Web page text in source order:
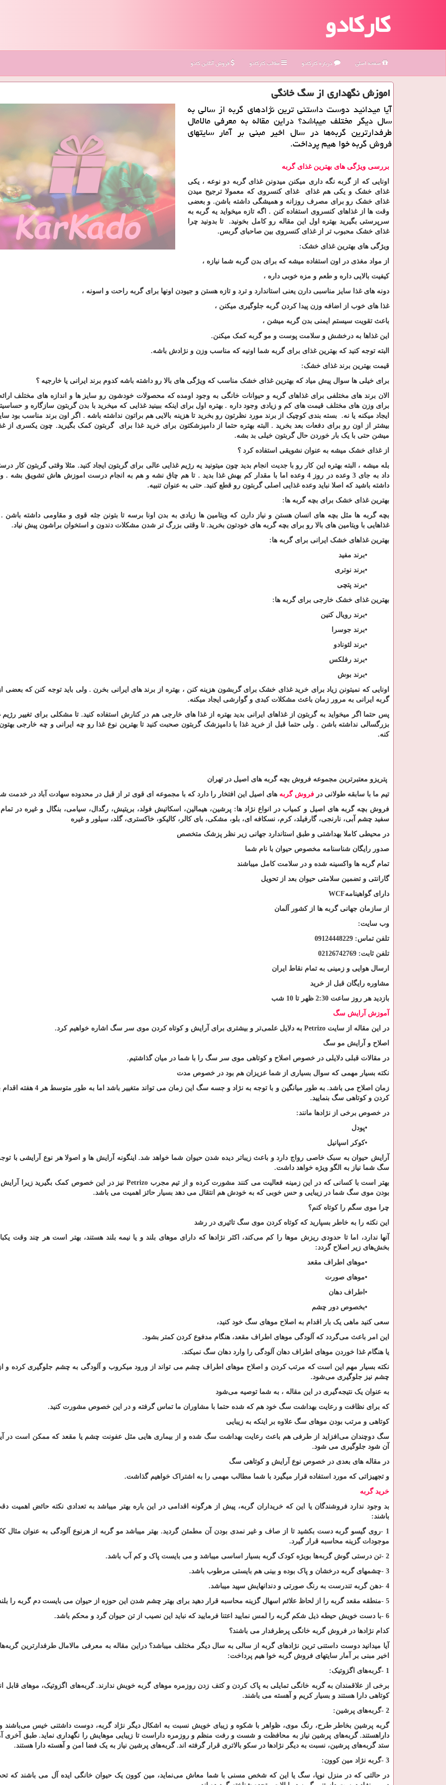
کارکادو
صفحه اصلی درباره كاركادو مطالب كاركادو فروش آنلاین کادو
اموزش نگهداری از سگ خانگی
آیا میدانید دوست داستنی ترین نژادهای گربه از سالی به
سال دیگر مختلف میباشد؟ در‌این مقاله به معرفی مالامال
طرفدارترین گربه‌ها در سال اخیر مبنی بر آمار سایتهای
فروش گربه خوا هیم پرداخت.
بررسی ویژگی های بهترین غذای گربه
اونایی که از گربه نگه داری میکنن میدونن غذای گربه دو نوعه ، یکی
غذای خشک و یکی هم غذای غذای کنسروی که معمولا ترجیح میدن
غذای خشک رو برای مصرف روزانه و همیشگی داشته باشن. و بعضی
وقت ها از غذاهای کنسروی استفاده کنن . اگه تازه میخواید یه گربه به
سرپرستی بگیرید بهتره اول این مقاله رو کامل بخونید. تا بدونید چرا
غذای خشک محبوب تر از غذای کنسروی بین صاحبای گربس.
ویژگی های بهترین غذای خشک:
از مواد مغذی در اون استفاده میشه که برای بدن گربه شما نیازه ،
کیفیت بالایی داره و طعم و مزه خوبی داره ،
دونه های غذا سایز مناسبی دارن یعنی استاندارد و ترد و تازه هستن و جیودن اونها برای گربه راحت و اسونه ،
غذا های خوب از اضافه وزن پیدا کردن گربه جلوگیری میکنن ،
باعث تقویت سیستم ایمنی بدن گربه میشن ،
این غذاها به درخشش و سلامت پوست و مو گربه کمک میکنن.
البته توجه کنید که بهترین غذای برای گربه شما اونیه که مناسب وزن و نژادش باشه.
قیمت بهترین برند غذای خشک:
برای خیلی ها سوال پیش میاد که بهترین غذای خشک مناسب که ویژگی های بالا رو داشته باشه کدوم برند ایرانی یا خارجیه ؟
الان برند های مختلفی برای غذاهای گربه و حیوانات خانگی به وجود اومده که محصولات خودشون رو سایز ها و اندازه های مختلف
برای وزن های مختلف قیمت های کم و زیادی وجود داره . بهتره اول برای اینکه ببینید غذایی که میخرید با بدن گربتون سازگاره و
ایجاد میکنه یا نه. بسته بندی کوچیک از برند مورد نظرتون رو بخرید تا هزینه بالایی هم براتون نداشته باشه . اگر اون برند مناسب بود
بیشتر از اون رو برای دفعات بعد بخرید . البته بهتره حتما از دامپزشکتون برای خرید غذا برای گربتون کمک بگیرید. چون یکسری از
میشن حتی با یک بار خوردن حال گربتون خیلی بد بشه.
از غذای خشک میشه به عنوان نشویقی استفاده کرد ؟
بله میشه ، البته بهتره این کار رو با جدیت انجام بدید چون میتونید یه رژیم غذایی عالی برای گربتون ایجاد کنید. مثلا وقتی گربتون کار
داد به جای 3 وعده در روز 4 وعده اما با مقدار کم بهش غذا بدید . تا هم چاق نشه و هم به انجام درست اموزش هاش تشویق بشه
داشته باشید که اصلا نباید وعده غذایی اصلی گربتون رو قطع کنید. حتی به عنوان تنبیه.
بهترین غذای خشک برای بچه گربه ها:
بچه گربه ها مثل بچه های انسان هستن و نیاز دارن که ویتامین ها زیادی به بدن اونا برسه تا بتونن جثه قوی و مقاومی داشته باشن .
غذاهایی با ویتامین های بالا رو برای بچه گربه های خودتون بخرید. تا وقتی بزرگ تر شدن مشکلات دندون و استخوان براشون پیش نیاد.
بهترین غذاهای خشک ایرانی برای گربه ها:
•برند مفید
•برند نوتری
•برند پتچی
بهترین غذای خشک خارجی برای گربه ها:
•برند رویال کنین
•برند جوسرا
•برند لئونادو
•برند رفلکس
•برند بوش
اونایی که نمیتونن زیاد برای خرید غذای خشک برای گربشون هزینه کنن ، بهتره از برند های ایرانی بخرن . ولی باید توجه کنن که بعضی
گربه ایرانی به مرور زمان باعث مشکلات کبدی و گوارشی ایجاد میکنه.
پس حتما اگر میخواید به گربتون از غذاهای ایرانی بدید بهتره از غذا های خارجی هم در کنارش استفاده کنید. تا مشکلی برای تغییر رژیم
بزرگسالی نداشته باشن . ولی حتما قبل از خرید غذا با دامپزشک گربتون صحبت کنید تا بهترین نوع غذا رو چه ایرانی و چه خارجی
کنه.
پتریزو معتبرترین مجموعه فروش بچه گربه های اصیل در تهران
تیم ما با سابقه طولانی در فروش گربه های اصیل این افتخار را دارد که با مجموعه ای قوی تر از قبل در محدوده سهادت آباد در خدمت
فروش بچه گربه های اصیل و کمیاب در انواع نژاد ها: پرشین، هیمالین، اسکاتیش فولد، بریتیش، رگدال، سیامی، بنگال و غیره در
سفید چشم آبی، نارنجی، گارفیلد، کرم، نسکافه ای، بلو، مشکی، بای کالر، کالیکو، خاکستری، گلد، سیلور و غیره
در محیطی کاملا بهداشتی و طبق استاندارد جهانی زیر نظر پزشک متخصص
صدور رایگان شناسنامه مخصوص حیوان با نام شما
تمام گربه ها واکسینه شده و در سلامت کامل میباشند
گارانتی و تضمین سلامتی حیوان بعد از تحویل
دارای گواهینامهWCF
از سازمان جهانی گربه ها از کشور آلمان
وب سایت:
تلفن تماس: 09124448229
تلفن ثابت: 02126742769
ارسال هوایی و زمینی به تمام نقاط ایران
مشاوره رایگان قبل از خرید
بازدید هر روز ساعت 2:30 ظهر تا 10 شب
آموزش آرایش سگ
در این مقاله از سایت Petrizo به دلایل علمی‌تر و بیشتری برای آرایش و کوتاه کردن موی سر سگ اشاره خواهیم کرد.
اصلاح و آرایش مو سگ
در مقالات قبلی دلایلی در خصوص اصلاح و کوتاهی موی سر سگ را با شما در میان گذاشتیم.
نکته بسیار مهمی که سوال بسیاری از شما عزیزان هم بود در خصوص مدت
زمان اصلاح می باشد. به طور میانگین و با توجه به نژاد و جسه سگ این زمان می
کردن و کوتاهی سگ بنمایید.
در خصوص برخی از نژادها مانند:
•پودل
•کوکر اسپانیل
آرایش حیوان به سبک خاصی رواج دارد و باعث زیباتر دیده شدن حیوان شما خواهد شد. اینگونه آرایش ها و اصولا هر نوع آرایشی با
سگ شما نیاز به الگو ویژه خواهد داشت.
بهتر است با کسانی که در این زمینه فعالیت می کنند مشورت کرده و از تیم مجرب Petrizo نیز در این خصوص کمک بگیرید زیرا
بودن موی سگ شما در زیبایی و حس خوبی که به خودش هم انتقال می دهد بسیار حائز اهمیت می باشد.
چرا موی سگم را کوتاه کنم؟
این نکته را به خاطر بسپارید که کوتاه کردن موی سگ تاثیری در رشد
آنها ندارد، اما تا حدودی ریزش موها را کم می‌کند، اکثر نژادها که دارای موهای بلند و یا نیمه بلند هستند، بهتر است هر چند وقت
بخش‌های زیر اصلاح گردد:
•موهای اطراف مقعد
•موهای صورت
• اطراف دهان
•بخصوص دور چشم
سعی کنید ماهی یک بار اقدام به اصلاح موهای سگ خود کنید،
این امر باعث می‌گردد که آلودگی موهای اطراف مقعد، هنگام مدفوع کردن کمتر بشود.
یا هنگام غذا خوردن موهای اطراف دهان آلودگی را وارد دهان سگ نمیکند.
نکته بسیار مهم این است که مرتب کردن و اصلاح موهای اطراف چشم می تواند از ورود میکروب و آلودگی به چشم جلوگیری کرده و
چشم نیز جلوگیری می‌شود.
به عنوان یک نتیجه‌گیری در این مقاله ، به شما توصیه می‌شود
که برای نظافت و رعایت بهداشت سگ خود هم که شده حتما با مشاوران ما تماس گرفته و در این خصوص مشورت کنید.
کوتاهی و مرتب بودن موهای سگ علاوه بر اینکه به زیبایی
سگ دوچندان می‌افزاید از طرفی هم باعث رعایت بهداشت سگ شده و از بیماری هایی مثل عفونت چشم یا مقعد که ممکن است در
آن شود جلوگیری می شود.
در مقاله های بعدی در خصوص نوع آرایش و کوتاهی سگ
و تجهیزاتی که مورد استفاده قرار میگیرد با شما مطالب مهمی را به اشتراک خواهیم گذاشت.
خرید گربه
بد وجود ندارد فروشندگان یا این که خریداران گربه، پیش از هرگونه اقدامی در این باره بهتر میباشد به تعدادی نکته حائض اهمیت
باشند:
1
-روی گیسو گربه دست بکشید تا از صاف و غیر نمدی بودن آن مطمئن گردید. بهتر میباشد مو گربه از هرنوع آلودگی به عنوان مثال
موجودات گزینه محاسبه قرار گیرد.
2
-تن درستی گوش گربه‌ها بویژه کودک گربه بسیار اساسی میباشد و می بایست پاک و کم آب باشد.
3
-چشمهای گربه درخشان و پاک بوده و بینی هم بایستی مرطوب باشد.
4
-دهن گربه تندرست به رنگ صورتی و دندانهایش سپید میباشد.
5
-منطقه مقعد گربه را از لحاظ علائم اسهال گزینه محاسبه قرار دهید برای بهتر چشم شدن این حوزه‌ از حیوان می بایست دم گربه را بلند
6
-با دست خویش حیطه ذیل شکم گربه را لمس نمایید اعتنا فرمایید که نباید این نصیب از تن حیوان گرد و محکم باشد.
کدام نژادها در فروش گربه خانگی پرطرفدار می باشند؟
آیا میدانید دوست داستنی ترین نژادهای گربه از سالی به سال دیگر مختلف میباشد؟ در‌این مقاله به معرفی مالامال طرفدارترین
اخیر مبنی بر آمار سایتهای فروش گربه خوا هیم پرداخت:
1
-گربه‌های اگزوتیک:
برخی از علاقمندان به گربه خانگی تمایلی به پاک کردن و کتف زدن روزمره موهای گربه خویش ندارند. گربه‌های اگزوتیک، موهای قابل
کوتاهی دارا هستند و بسیار کریم و آهسته می باشند.
2
-گربه‌های پرشین:
گربه پرشین بخاطر طرح، رنگ موی، ظواهر با شکوه و زیبای خویش نسبت به اشکال دیگر نژاد گربه، دوست داشتنی خیس می‌باشند
دارا‌هستند. گربه‌های پرشین نیاز به محافظت و شست و رفت منظم و روزمره داراست تا زیبایی موهایش را نگهداری نماید. طبق آخری
ستد گربه‌های پرشین، نسبت به دیگر نژادها در سکو بالاتری قرار گرفته اند. گربه‌های پرشین نیاز به یک فضا امن و آهسته دارا هستند.
3
-گربه نژاد مین کوون:
در حالتی که در منزل نوپا، سگ یا این که شخص مسنی با شما معاش می‌نماید، مین کوون یک حیوان خانگی ایده آل می باشند که